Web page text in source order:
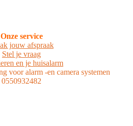
Onze service
jouw afspraak
Stel je vraag
en je huisalarm
voor alarm -en camera systemen
0550932482